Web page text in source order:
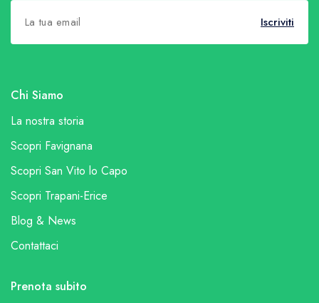
Iscriviti
Chi Siamo
La nostra storia
Scopri Favignana
Scopri San Vito lo Capo
Scopri Trapani-Erice
Blog & News
Contattaci
Prenota subito